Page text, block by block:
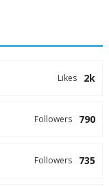
2k
Likes
790
Followers
735
Followers